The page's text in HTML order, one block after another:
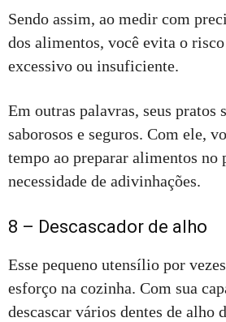
Sendo assim, ao medir com
dos alimentos, você evita o
excessivo ou insuficiente.
Em outras palavras, seus pratos
saborosos e seguros. Com ele,
tempo ao preparar alimentos no
necessidade de adivinhações.
8 – Descascador de alho
Esse pequeno utensílio por
esforço na cozinha. Com sua
descascar vários dentes de alho